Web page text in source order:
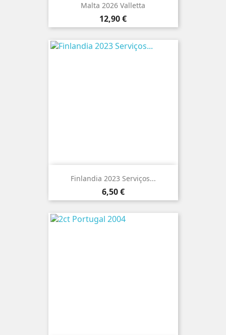
Malta 2026 Valletta
Preço
12,90 €
Finlandia 2023 Serviços...
Preço
6,50 €